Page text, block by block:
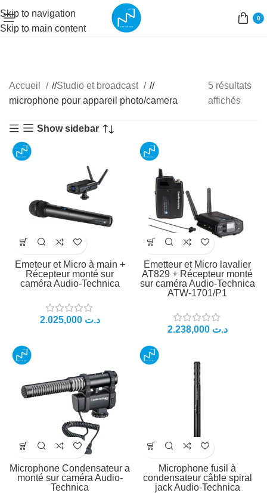
Skip to navigation
Skip to main content
0
Accueil / Studio et broadcast
/
microphone pour appareil photo/camera
5 résultats
affichés
Show sidebar
Emeteur et Micro à main +
Récepteur monté sur
caméra Audio-Technica
د.ت 2.025,000
Emetteur et Micro lavalier
AT829 + Récepteur monté
sur caméra Audio-Technica
ATW-1701/P1
د.ت 2.238,000
Microphone Condensateur a
monté sur caméra Audio-
Technica
Microphone fusil à
condensateur câble spiral
jack Audio-Technica